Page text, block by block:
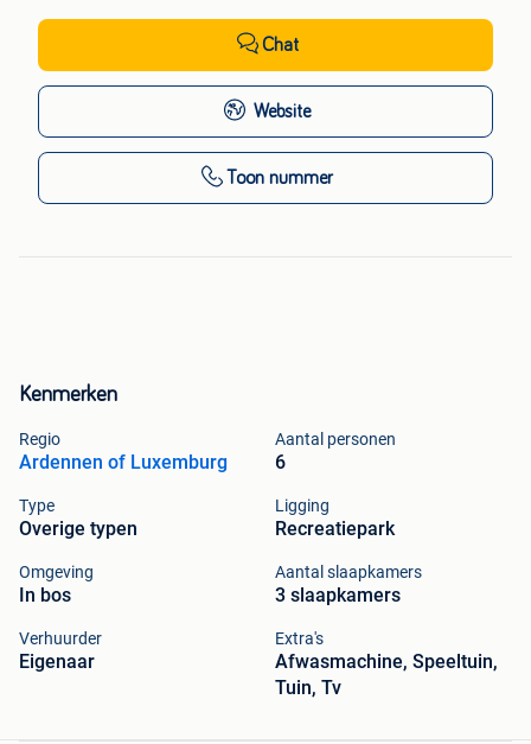
Kenmerken
Regio
Ardennen of Luxemburg
Aantal personen
6
Type
Overige typen
Ligging
Recreatiepark
Omgeving
In bos
Aantal slaapkamers
3 slaapkamers
Verhuurder
Eigenaar
Extra's
Afwasmachine, Speeltuin,
Tuin, Tv
Chat
Website
Toon nummer